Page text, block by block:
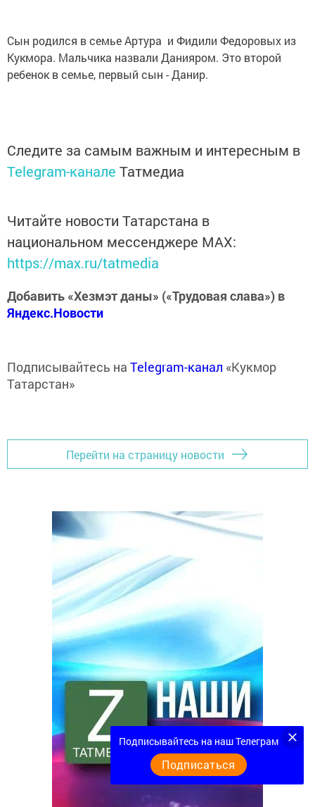
Сын родился в семье Артура и Фидили Федоровых из
Кукмора. Мальчика назвали Данияром. Это второй
ребенок в семье, первый сын - Данир.
Следите за самым важным и интересным в
Telegram-канале Татмедиа
Читайте новости Татарстана в
национальном мессенджере MАХ:
https://max.ru/tatmedia
Добавить «Хезмэт даны» («Трудовая слава») в
Яндекс.Новости
Подписывайтесь на Telegram-канал «Кукмор
Татарстан»
Перейти на страницу новости
Подписывайтесь на наш Телеграм
Подписаться